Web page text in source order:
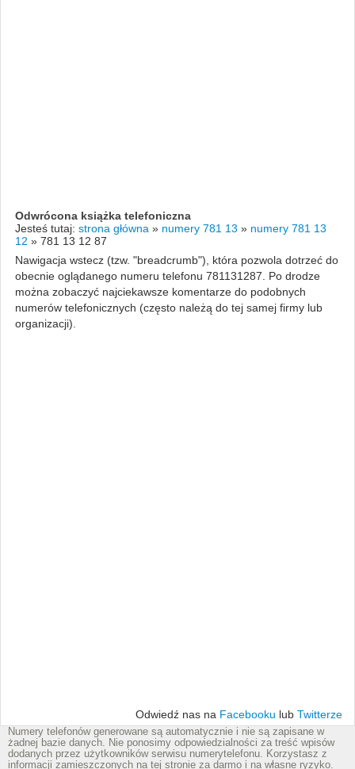
Odwrócona książka telefoniczna
Jesteś tutaj: strona główna » numery 781 13 » numery 781 13
12 » 781 13 12 87
Nawigacja wstecz (tzw. "breadcrumb"), która pozwola dotrzeć do
obecnie oglądanego numeru telefonu 781131287. Po drodze
można zobaczyć najciekawsze komentarze do podobnych
numerów telefonicznych (często należą do tej samej firmy lub
organizacji).
Odwiedź nas na Facebooku lub Twitterze
Numery telefonów generowane są automatycznie i nie są zapisane w
żadnej bazie danych. Nie ponosimy odpowiedzialności za treść wpisów
dodanych przez użytkowników serwisu numerytelefonu. Korzystasz z
informacji zamieszczonych na tej stronie za darmo i na własne ryzyko.